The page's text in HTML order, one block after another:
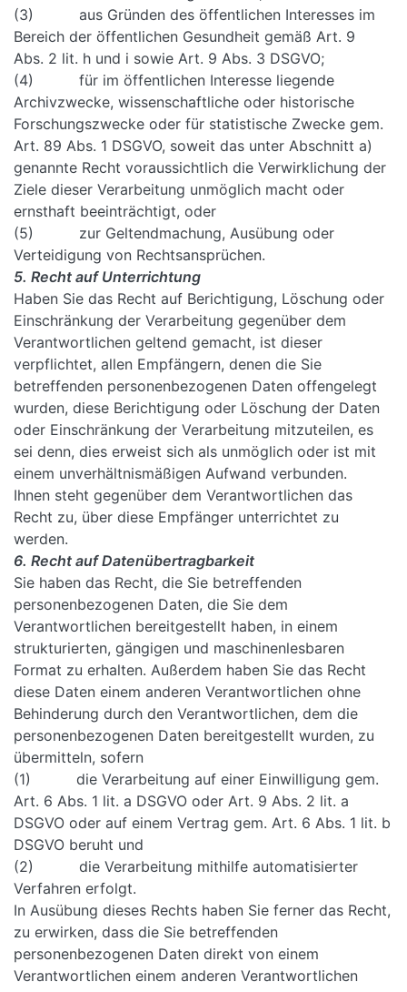
(3) aus Gründen des öffentlichen Interesses im
Bereich der öffentlichen Gesundheit gemäß Art. 9
Abs. 2 lit. h und i sowie Art. 9 Abs. 3 DSGVO;
(4) für im öffentlichen Interesse liegende
Archivzwecke, wissenschaftliche oder historische
Forschungszwecke oder für statistische Zwecke gem.
Art. 89 Abs. 1 DSGVO, soweit das unter Abschnitt a)
genannte Recht voraussichtlich die Verwirklichung der
Ziele dieser Verarbeitung unmöglich macht oder
ernsthaft beeinträchtigt, oder
(5) zur Geltendmachung, Ausübung oder
Verteidigung von Rechtsansprüchen.
5. Recht auf Unterrichtung
Haben Sie das Recht auf Berichtigung, Löschung oder
Einschränkung der Verarbeitung gegenüber dem
Verantwortlichen geltend gemacht, ist dieser
verpflichtet, allen Empfängern, denen die Sie
betreffenden personenbezogenen Daten offengelegt
wurden, diese Berichtigung oder Löschung der Daten
oder Einschränkung der Verarbeitung mitzuteilen, es
sei denn, dies erweist sich als unmöglich oder ist mit
einem unverhältnismäßigen Aufwand verbunden.
Ihnen steht gegenüber dem Verantwortlichen das
Recht zu, über diese Empfänger unterrichtet zu
werden.
6. Recht auf Datenübertragbarkeit
Sie haben das Recht, die Sie betreffenden
personenbezogenen Daten, die Sie dem
Verantwortlichen bereitgestellt haben, in einem
strukturierten, gängigen und maschinenlesbaren
Format zu erhalten. Außerdem haben Sie das Recht
diese Daten einem anderen Verantwortlichen ohne
Behinderung durch den Verantwortlichen, dem die
personenbezogenen Daten bereitgestellt wurden, zu
übermitteln, sofern
(1) die Verarbeitung auf einer Einwilligung gem.
Art. 6 Abs. 1 lit. a DSGVO oder Art. 9 Abs. 2 lit. a
DSGVO oder auf einem Vertrag gem. Art. 6 Abs. 1 lit. b
DSGVO beruht und
(2) die Verarbeitung mithilfe automatisierter
Verfahren erfolgt.
In Ausübung dieses Rechts haben Sie ferner das Recht,
zu erwirken, dass die Sie betreffenden
personenbezogenen Daten direkt von einem
Verantwortlichen einem anderen Verantwortlichen